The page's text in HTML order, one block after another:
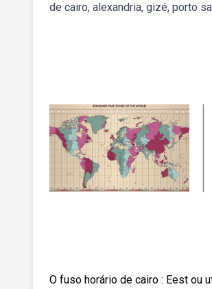
de cairo, alexandria, gizé, porto
O fuso horário de cairo : Eest ou